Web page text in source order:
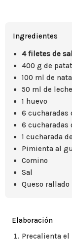
Ingredientes
4 filetes de
400 g de
100 ml de
50 ml de leche
1 huevo
6 cucharadas
6 cucharadas
1 cucharada
Pimienta al
Comino
Sal
Queso rallado
Elaboración
Precalienta el